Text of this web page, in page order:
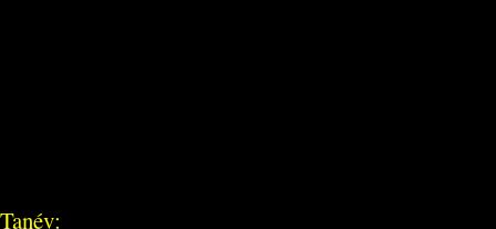
Tanév: